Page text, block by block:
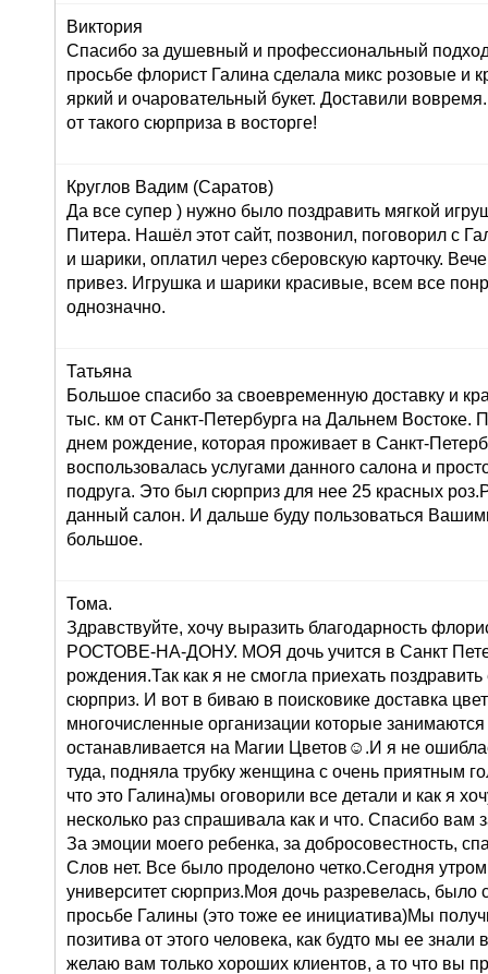
Виктория
Спасибо за душевный и профессиональный
просьбе флорист Галина сделала микс розовые и
яркий и очаровательный букет. Доставили
от такого сюрприза в восторге!
Круглов Вадим (Саратов)
Да все супер ) нужно было поздравить мягкой
Питера. Нашёл этот сайт, позвонил, поговорил с
и шарики, оплатил через сберовскую карточку.
привез. Игрушка и шарики красивые, всем все
однозначно.
Татьяна
Большое спасибо за своевременную доставку и
тыс. км от Санкт-Петербурга на Дальнем Востоке.
днем рождение, которая проживает в Санкт-
воспользовалась услугами данного салона и
подруга. Это был сюрприз для нее 25 красных
данный салон. И дальше буду пользоваться
большое.
Тома.
Здравствуйте, хочу выразить благодарность
РОСТОВЕ-НА-ДОНУ. МОЯ дочь учится в Санкт
рождения.Так как я не смогла приехать
сюрприз. И вот в биваю в поисковике доставка
многочисленные организации которые
останавливается на Магии Цветов☺.И я не
туда, подняла трубку женщина с очень приятным
что это Галина)мы оговорили все детали и как я
несколько раз спрашивала как и что. Спасибо вам
За эмоции моего ребенка, за добросовестность,
Слов нет. Все было проделоно четко.Сегодня
университет сюрприз.Моя дочь разревелась, было
просьбе Галины (это тоже ее инициатива)Мы
позитива от этого человека, как будто мы ее знали
желаю вам только хороших клиентов, а то что вы